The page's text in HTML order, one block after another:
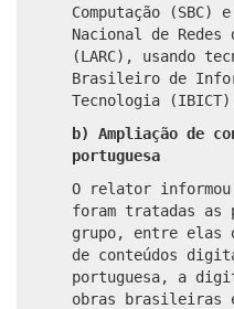
Computação
Nacional de Redes
(LARC), usando
Brasileiro de
Tecnologia
b) Ampliação de
portuguesa
O relator informou
foram tratadas as
grupo, entre elas
de conteúdos
portuguesa, a
obras brasileiras e